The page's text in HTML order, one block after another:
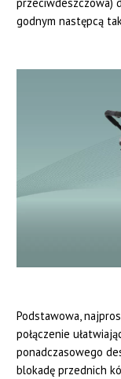
godnym następcą
Podstawowa,
połączenie
ponadczasowego
blokadę przednich